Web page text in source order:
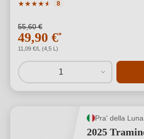
★★★★★
★
Durchschnittliche Bewertung von
8
55,60 €
49,90 €*
11,09 €/L (4,5 L)
1
Pra' della Luna
2025